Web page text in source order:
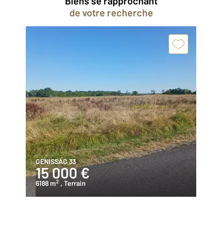
de votre recherche
GENISSAC 33
15 000 €
6188 m2 , Terrain